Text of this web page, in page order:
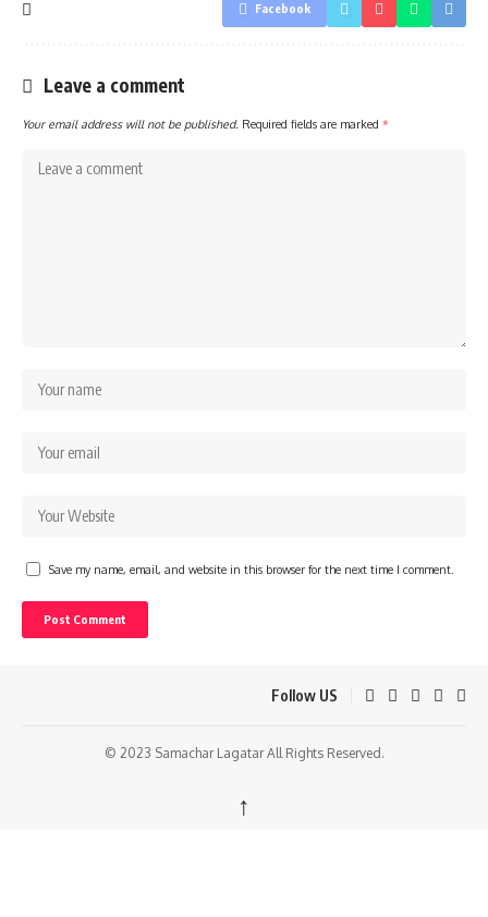
Facebook
Leave a comment
Your email address will not be published. Required fields are marked *
Save my name, email, and website in this browser for the next time I comment.
Follow US
© 2023 Samachar Lagatar All Rights Reserved.
↑